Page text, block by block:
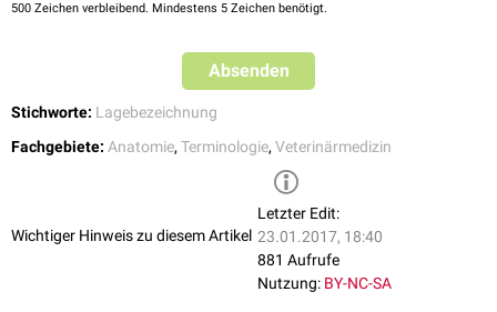
500 Zeichen verbleibend. Mindestens 5 Zeichen benötigt.
Absenden
Stichworte: Lagebezeichnung
Fachgebiete: Anatomie, Terminologie, Veterinärmedizin
Wichtiger Hinweis zu diesem Artikel
Letzter Edit:
23.01.2017, 18:40
881 Aufrufe
Nutzung: BY-NC-SA